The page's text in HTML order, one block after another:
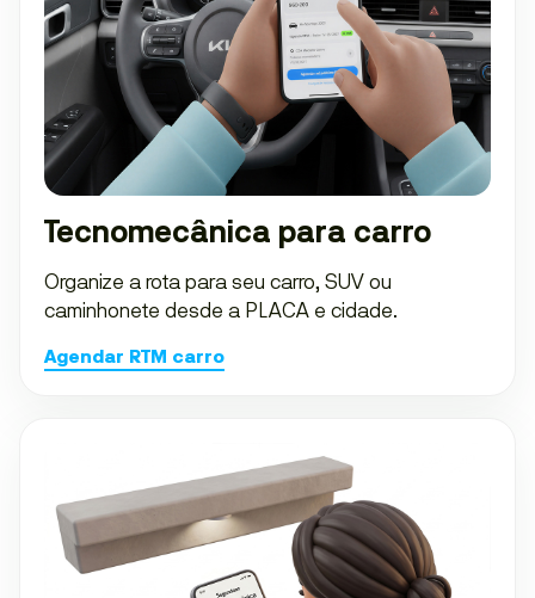
Tecnomecânica para carro
Organize a rota para seu carro, SUV ou
caminhonete desde a PLACA e cidade.
Agendar RTM carro